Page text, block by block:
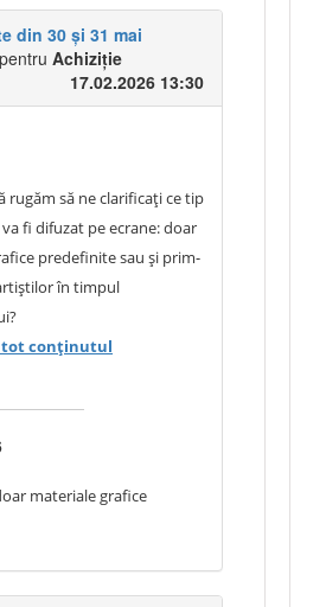
din 30 și 31 mai
pentru Achiziție
17.02.2026 13:30
rugăm să ne clarificați ce tip
fi difuzat pe ecrane: doar
predefinite sau și prim-
în timpul
se solicită prim-planuri
utilizarea camerelor
Vă rugăm să ne
va asigura aceste
tot conținutul
materiale grafice